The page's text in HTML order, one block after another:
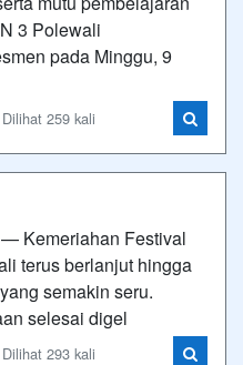
3 Polewali
pada Minggu, 9
259 kali
Kemeriahan Festival
terus berlanjut hingga
semakin seru.
selesai digel
293 kali